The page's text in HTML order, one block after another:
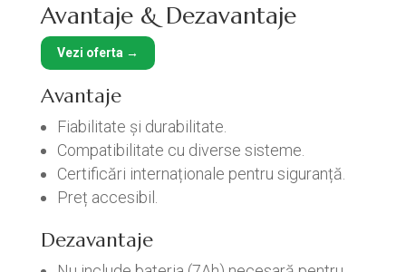
Avantaje & Dezavantaje
Vezi oferta →
Avantaje
Fiabilitate și durabilitate.
Compatibilitate cu diverse sisteme.
Certificări internaționale pentru siguranță.
Preț accesibil.
Dezavantaje